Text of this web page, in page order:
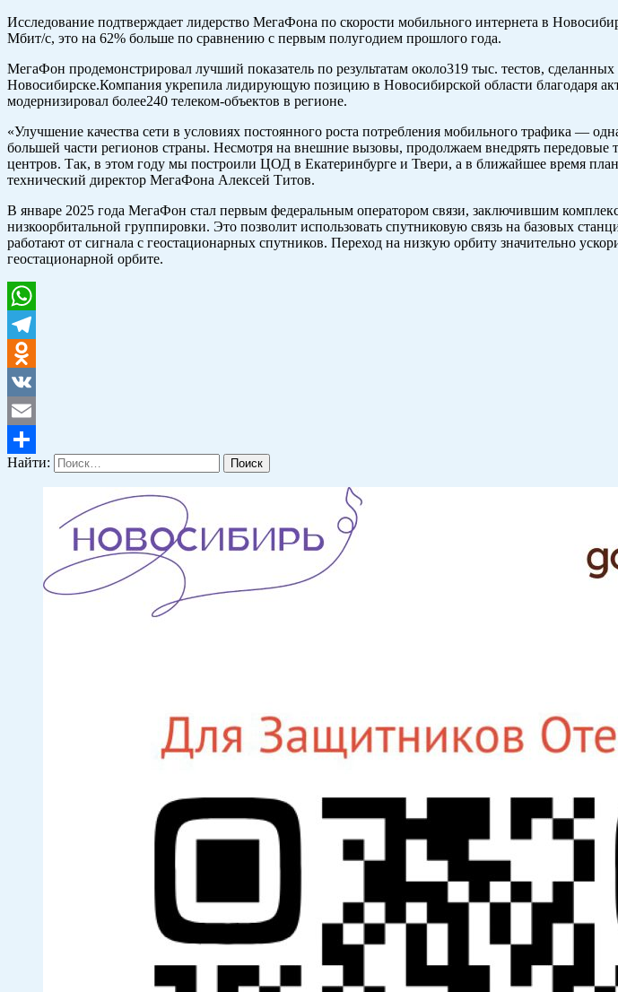
Исследование подтверждает лидерство МегаФона по скорости мобильного интернета в
Мбит/с, это на 62% больше по сравнению с первым полугодием прошлого года.
МегаФон продемонстрировал лучший показатель по результатам около319 тыс. тестов,
Новосибирске.Компания укрепила лидирующую позицию в Новосибирской области благодаря
модернизировал более240 телеком-объектов в регионе.
«Улучшение качества сети в условиях постоянного роста потребления мобильного трафика —
большей части регионов страны. Несмотря на внешние вызовы, продолжаем внедрять
центров. Так, в этом году мы построили ЦОД в Екатеринбурге и Твери, а в ближайшее время
технический директор МегаФона Алексей Титов.
В январе 2025 года МегаФон стал первым федеральным оператором связи, заключившим
низкоорбитальной группировки. Это позволит использовать спутниковую связь на базовых
работают от сигнала с геостационарных спутников. Переход на низкую орбиту значительно
геостационарной орбите.
WhatsApp
Telegram
Odnoklassniki
VK
Email
Отправить
Найти: